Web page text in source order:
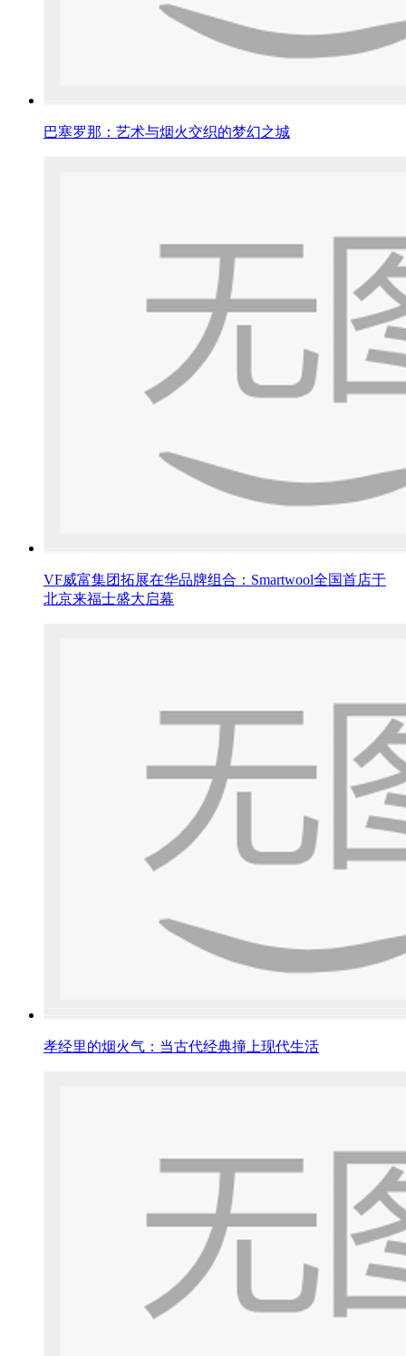
巴塞罗那：艺术与烟火交织的梦幻之城
VF威富集团拓展在华品牌组合：Smartwool全国首店于
北京来福士盛大启幕
孝经里的烟火气：当古代经典撞上现代生活